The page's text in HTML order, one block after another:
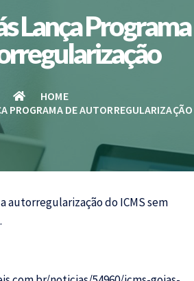
Lança Programa
HOME
PROGRAMA DE AUTORREGULARIZAÇÃO
autorregularização doICMSsem